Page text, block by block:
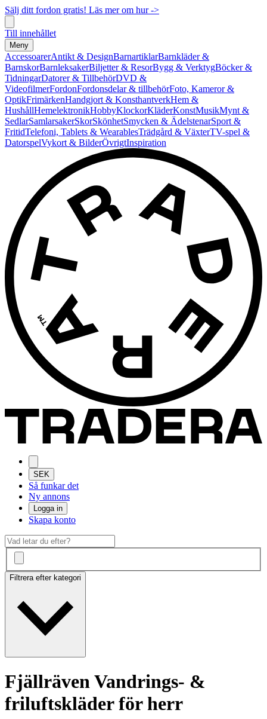
Sälj ditt fordon gratis! Läs mer om hur ->
Till innehållet
Meny
AccessoarerAntikt & DesignBarnartiklarBarnkläder &
BarnskorBarnleksakerBiljetter & ResorBygg & VerktygBöcker &
TidningarDatorer & TillbehörDVD &
VideofilmerFordonFordonsdelar & tillbehörFoto, Kameror &
OptikFrimärkenHandgjort & KonsthantverkHem &
HushållHemelektronikHobbyKlockorKläderKonstMusikMynt &
SedlarSamlarsakerSkorSkönhetSmycken & ÄdelstenarSport &
FritidTelefoni, Tablets & WearablesTrädgård & VäxterTV-spel &
DatorspelVykort & BilderÖvrigtInspiration
SEK
Så funkar det
Ny annons
Logga in
Skapa konto
Filtrera efter kategori
Fjällräven Vandrings- &
friluftskläder för herr